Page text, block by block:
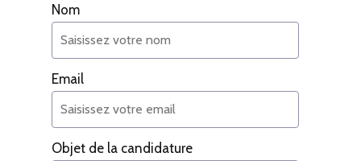
Nom
Email
Objet de la candidature